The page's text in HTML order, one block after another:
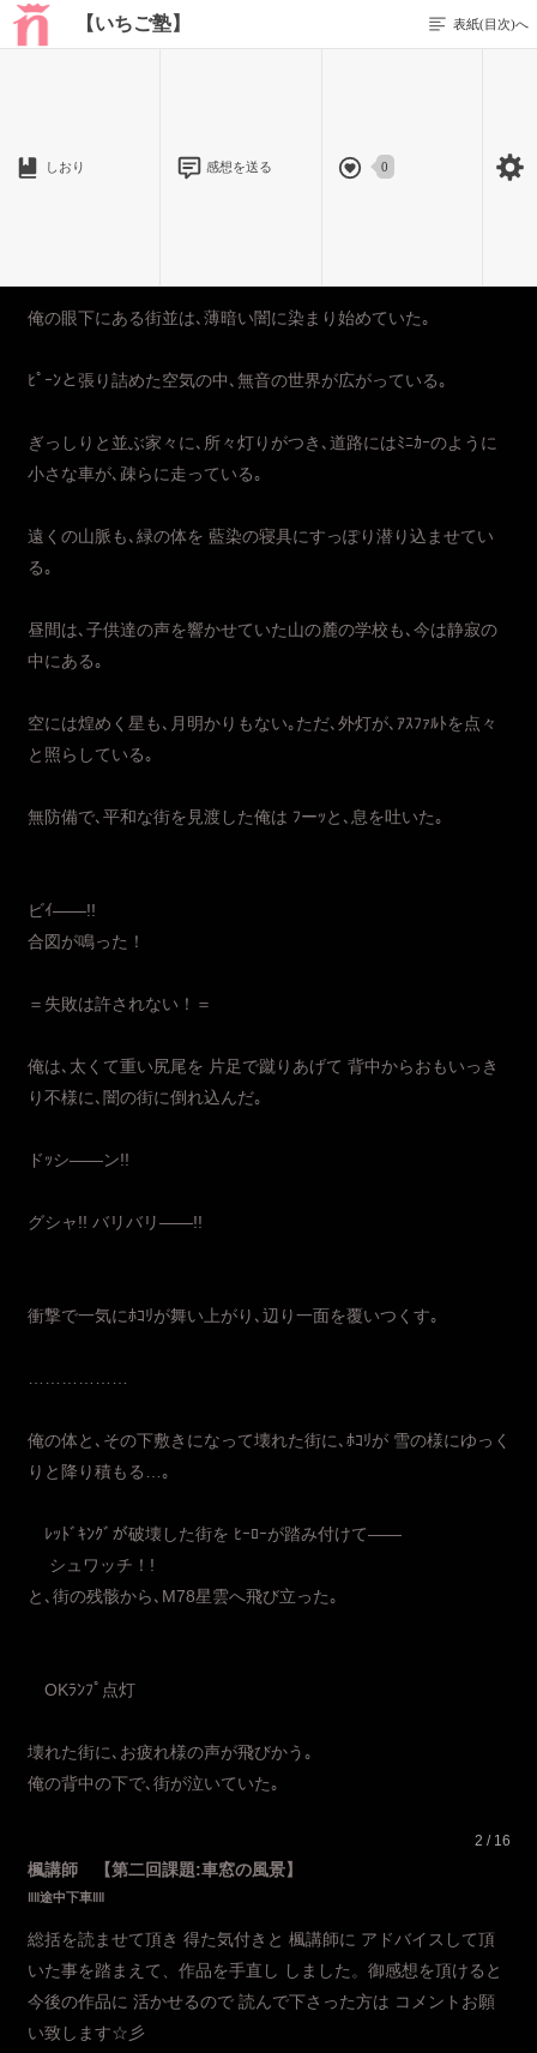
【いちご塾】 表紙(目次)へ
しおり 感想を送る 0
1 / 16
楓講師【第三回課題:街を書く】
俺の眼下にある街並は､薄暗い闇に染まり始めていた｡
ﾋﾟｰﾝと張り詰めた空気の中､無音の世界が広がっている｡
ぎっしりと並ぶ家々に､所々灯りがつき､道路にはﾐﾆｶｰのように
小さな車が､疎らに走っている｡
遠くの山脈も､緑の体を 藍染の寝具にすっぽり潜り込ませてい
る｡
昼間は､子供達の声を響かせていた山の麓の学校も､今は静寂の
中にある｡
空には煌めく星も､月明かりもない｡ただ､外灯が､ｱｽﾌｧﾙﾄを点々
と照らしている｡
無防備で､平和な街を見渡した俺は ﾌーｯと､息を吐いた｡
ビｲ――!!
合図が鳴った！
＝失敗は許されない！＝
俺は､太くて重い尻尾を 片足で蹴りあげて 背中からおもいっき
り不様に､闇の街に倒れ込んだ｡
ドｯシ――ン!!
グシャ!! バリバリ――!!
衝撃で一気にﾎｺﾘが舞い上がり､辺り一面を覆いつくす｡
俺の体と､その下敷きになって壊れた街に､ﾎｺﾘが 雪の様にゆっく
りと降り積もる…｡
ﾚｯﾄﾞｷﾝｸﾞが破壊した街を ﾋｰﾛｰが踏み付けて――
シュワッチ！!
と､街の残骸から､M78星雲へ飛び立った｡
OKﾗﾝﾌﾟ点灯
壊れた街に､お疲れ様の声が飛びかう｡
俺の背中の下で､街が泣いていた｡
2 / 16
楓講師 【第二回課題:車窓の風景】
‖‖途中下車‖‖
総括を読ませて頂き 得た気付きと 楓講師に アドバイスして頂
いた事を踏まえて、作品を手直し しました。御感想を頂けると
今後の作品に 活かせるので 読んで下さった方は コメントお願
い致します☆彡